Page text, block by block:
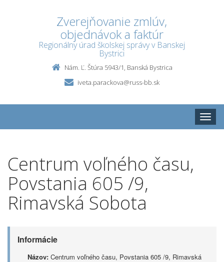
Zverejňovanie zmlúv,
objednávok a faktúr
Regionálny úrad školskej správy v Banskej
Bystrici
Nám. Ľ. Štúra 5943/1, Banská Bystrica
iveta.parackova@russ-bb.sk
Toggle
Centrum voľného času,
Povstania 605 /9,
Rimavská Sobota
Informácie
Názov: Centrum voľného času, Povstania 605 /9, Rimavská